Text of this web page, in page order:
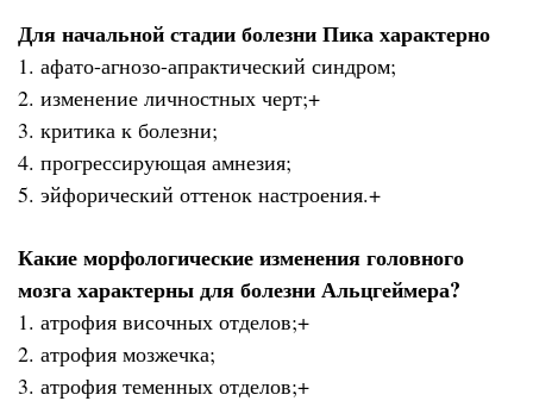
Для начальной стадии болезни Пика характерно
1. афато-агнозо-апрактический синдром;
2. изменение личностных черт;+
3. критика к болезни;
4. прогрессирующая амнезия;
5. эйфорический оттенок настроения.+
Какие морфологические изменения головного
мозга характерны для болезни Альцгеймера?
1. атрофия височных отделов;+
2. атрофия мозжечка;
3. атрофия теменных отделов;+